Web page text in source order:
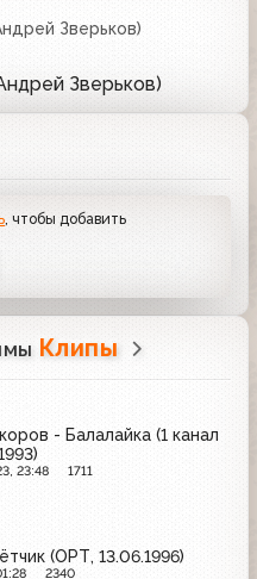
Зверьков)
Зверьков)
, чтобы добавить
Клипы
- Балалайка (1 канал
23:48 1711
(ОРТ, 13.06.1996)
2340